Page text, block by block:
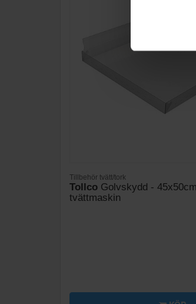
Tillbehör tvätt/tork
Tollco Golvskydd -
tvättmaskin